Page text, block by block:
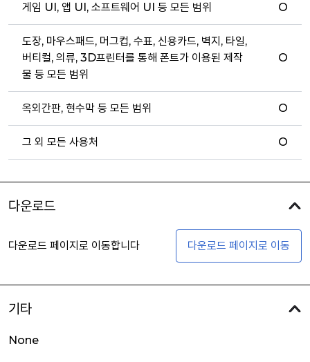
게임 UI, 앱 UI, 소프트웨어 UI 등 모든 범위 O
도장, 마우스패드, 머그컵, 수표, 신용카드, 벽지, 타일,
버티컬, 의류, 3D프린터를 통해 폰트가 이용된 제작
물 등 모든 범위
O
옥외간판, 현수막 등 모든 범위 O
그 외 모든 사용처 O
다운로드
다운로드 페이지로 이동합니다 다운로드 페이지로 이동
기타
None